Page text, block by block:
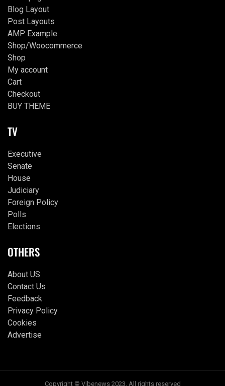
Blog Layout
Post Layouts
AMP Example
Shop/Woocommerce
Shop
My account
Cart
Checkout
BUY THEME
TV
Executive
Senate
House
Judiciary
Foreign Policy
Polls
Elections
OTHERS
About US
Contact Us
Feedback
Privacy Policy
Cookies
Advertise
Copyright © Vibenews 2023. All rights reserved